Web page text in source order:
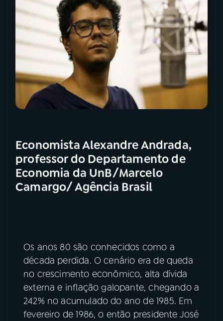
Economista Alexandre Andrada,
professor do Departamento de
Economia da UnB/Marcelo
Camargo/ Agência Brasil
Os anos 80 são conhecidos como a
década perdida. O cenário era de queda
no crescimento econômico, alta dívida
externa e inflação galopante, chegando a
242% no acumulado do ano de 1985. Em
fevereiro de 1986, o então presidente José